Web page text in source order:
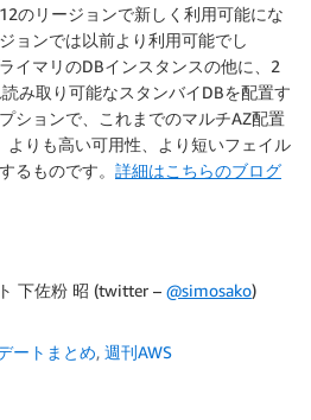
のリージョンで新しく利用可能にな
ョンでは以前より利用可能でし
イマリのDBインスタンスの他に、2
み取り可能なスタンバイDBを配置す
ションで、これまでのマルチAZ配置
よりも高い可用性、より短いフェイル
るものです。 詳細はこちらのブログ
下佐粉 昭 (twitter – @simosako)
ートまとめ, 週刊AWS